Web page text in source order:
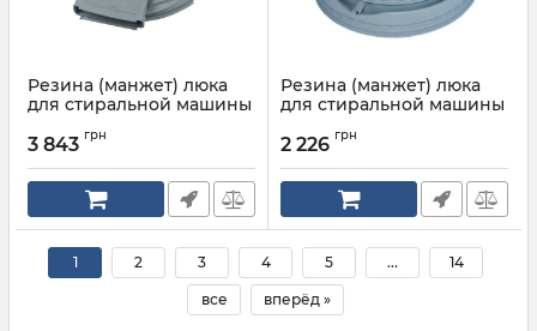
Резина (манжет) люка
для стиральной машины
Артикул:
3 843 грн
Резина (манжет) люка
для стиральной машины
патрубком
Артикул: 00361127
2 226 грн
1 2 3 4 5 ... 14
все вперёд »